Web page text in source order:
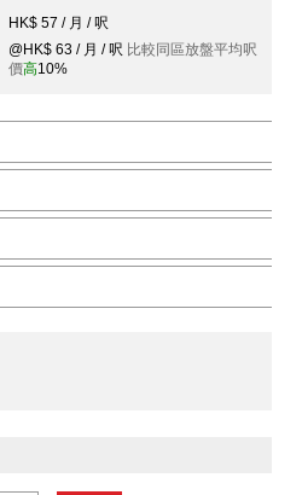
HK$ 57 / 月 / 呎
@HK$ 63 / 月 / 呎 比較同區放盤平均呎
價高10%